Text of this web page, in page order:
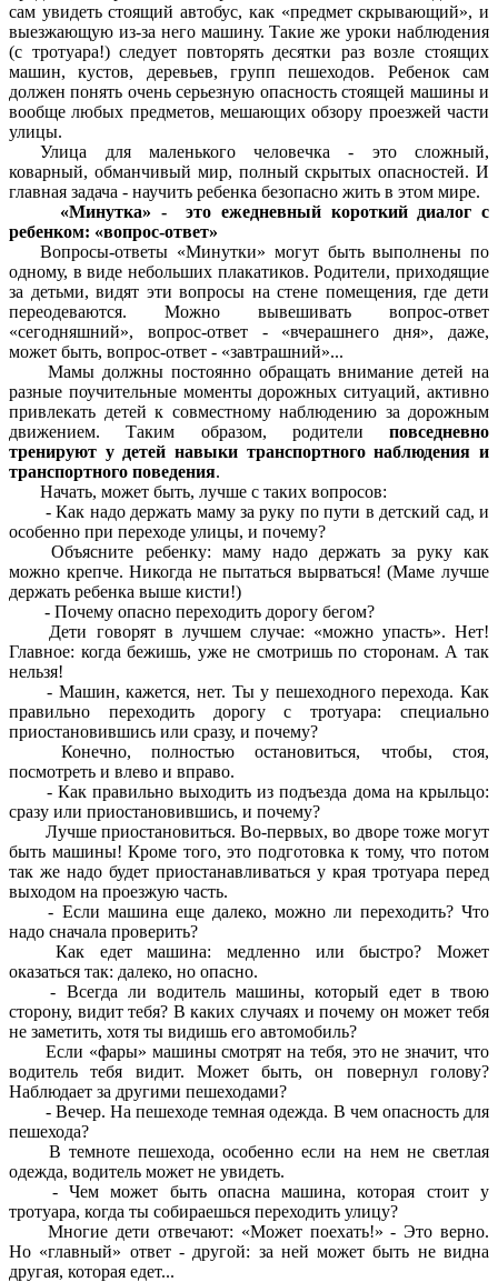
сам увидеть стоящий автобус, как «предмет скрывающий», и
выезжающую из-за него машину. Такие же уроки наблюдения
(с тротуара!) следует повторять десятки раз возле стоящих
машин, кустов, деревьев, групп пешеходов. Ребенок сам
должен понять очень серьезную опасность стоящей машины и
вообще любых предметов, мешающих обзору проезжей части
улицы.
Улица для маленького человечка - это сложный,
коварный, обманчивый мир, полный скрытых опасностей. И
главная задача - научить ребенка безопасно жить в этом мире.
«Минутка» - это ежедневный короткий диалог с
ребенком: «вопрос-ответ»
Вопросы-ответы «Минутки» могут быть выполнены по
одному, в виде небольших плакатиков. Родители, приходящие
за детьми, видят эти вопросы на стене помещения, где дети
переодеваются. Можно вывешивать вопрос-ответ
«сегодняшний», вопрос-ответ - «вчерашнего дня», даже,
может быть, вопрос-ответ - «завтрашний»...
Мамы должны постоянно обращать внимание детей на
разные поучительные моменты дорожных ситуаций, активно
привлекать детей к совместному наблюдению за дорожным
движением. Таким образом, родители повседневно
тренируют у детей навыки транспортного наблюдения и
транспортного поведения.
Начать, может быть, лучше с таких вопросов:
- Как надо держать маму за руку по пути в детский сад, и
особенно при переходе улицы, и почему?
Объясните ребенку: маму надо держать за руку как
можно крепче. Никогда не пытаться вырваться! (Маме лучше
держать ребенка выше кисти!)
- Почему опасно переходить дорогу бегом?
Дети говорят в лучшем случае: «можно упасть». Нет!
Главное: когда бежишь, уже не смотришь по сторонам. А так
нельзя!
- Машин, кажется, нет. Ты у пешеходного перехода. Как
правильно переходить дорогу с тротуара: специально
приостановившись или сразу, и почему?
Конечно, полностью остановиться, чтобы, стоя,
посмотреть и влево и вправо.
- Как правильно выходить из подъезда дома на крыльцо:
сразу или приостановившись, и почему?
Лучше приостановиться. Во-первых, во дворе тоже могут
быть машины! Кроме того, это подготовка к тому, что потом
так же надо будет приостанавливаться у края тротуара перед
выходом на проезжую часть.
- Если машина еще далеко, можно ли переходить? Что
надо сначала проверить?
Как едет машина: медленно или быстро? Может
оказаться так: далеко, но опасно.
- Всегда ли водитель машины, который едет в твою
сторону, видит тебя? В каких случаях и почему он может тебя
не заметить, хотя ты видишь его автомобиль?
Если «фары» машины смотрят на тебя, это не значит, что
водитель тебя видит. Может быть, он повернул голову?
Наблюдает за другими пешеходами?
- Вечер. На пешеходе темная одежда. В чем опасность для
пешехода?
В темноте пешехода, особенно если на нем не светлая
одежда, водитель может не увидеть.
- Чем может быть опасна машина, которая стоит у
тротуара, когда ты собираешься переходить улицу?
Многие дети отвечают: «Может поехать!» - Это верно.
Но «главный» ответ - другой: за ней может быть не видна
другая, которая едет...